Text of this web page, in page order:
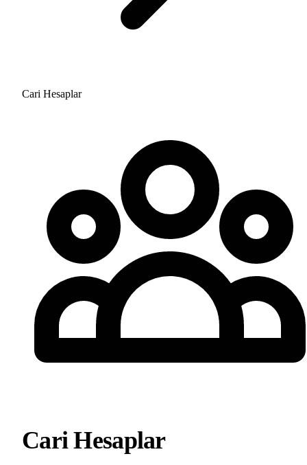
Cari Hesaplar
Cari Hesaplar